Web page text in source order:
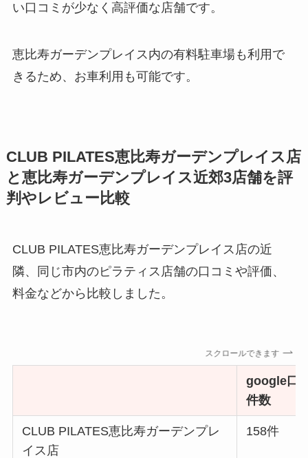
い口コミが少なく高評価な店舗です。
恵比寿ガーデンプレイス内の有料駐車場も利用で
きるため、お車利用も可能です。
CLUB PILATES恵比寿ガーデンプレイス店
と恵比寿ガーデンプレイス近郊3店舗を評
判やレビュー比較
CLUB PILATES恵比寿ガーデンプレイス店の近
隣、同じ市内のピラティス店舗の口コミや評価、
料金などから比較しました。
スクロールできます
google口
件数
CLUB PILATES恵比寿ガーデンプレ
イス店
158件